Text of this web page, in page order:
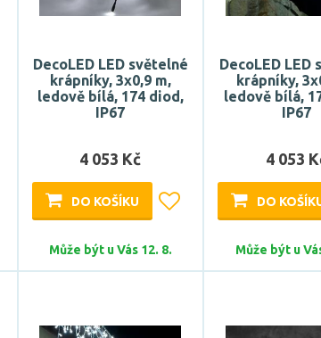
DecoLED LED světelné
krápníky, 3x0,9 m,
ledově bílá, 174 diod,
IP67
4 053 Kč
DO KOŠÍKU
Může být u Vás 12. 8.
DecoLED LED
krápníky,
ledově bílá,
IP67
4 053
DO
Může být u